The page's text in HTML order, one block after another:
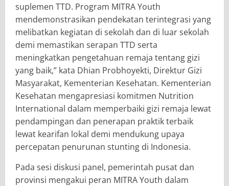
suplemen TTD. Program MITRA Youth
mendemonstrasikan pendekatan terintegrasi yang
melibatkan kegiatan di sekolah dan di luar sekolah
demi memastikan serapan TTD serta
meningkatkan pengetahuan remaja tentang gizi
yang baik,” kata Dhian Probhoyekti, Direktur Gizi
Masyarakat, Kementerian Kesehatan. Kementerian
Kesehatan mengapresiasi komitmen Nutrition
International dalam memperbaiki gizi remaja lewat
pendampingan dan penerapan praktik terbaik
lewat kearifan lokal demi mendukung upaya
percepatan penurunan stunting di Indonesia.
​Pada sesi diskusi panel, pemerintah pusat dan
provinsi mengakui peran MITRA Youth dalam